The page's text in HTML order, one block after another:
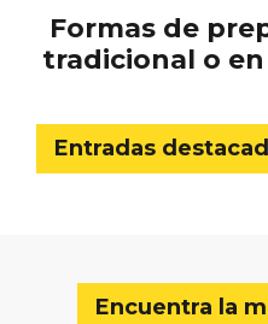
Formas de
tradicional o
Entradas
Encuentra la